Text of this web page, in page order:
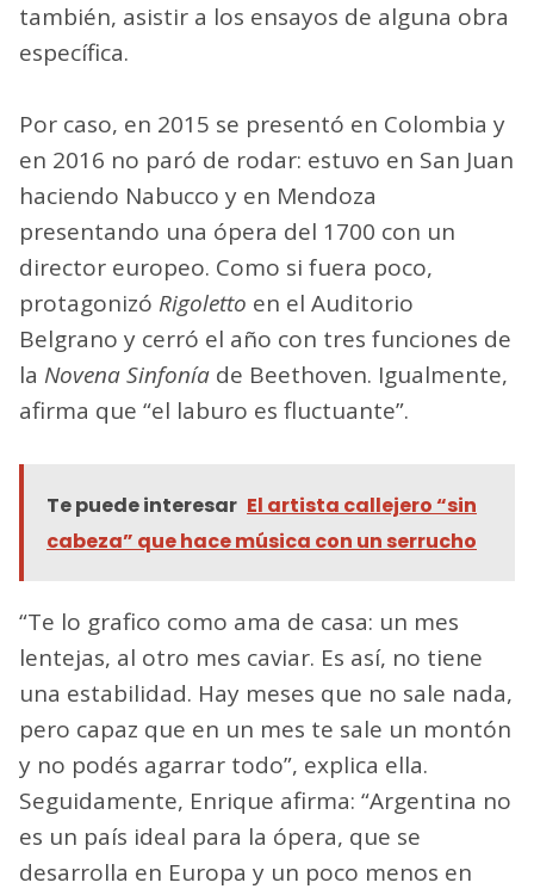
también, asistir a los ensayos de alguna obra
específica.
Por caso, en 2015 se presentó en Colombia y
en 2016 no paró de rodar: estuvo en San Juan
haciendo Nabucco y en Mendoza
presentando una ópera del 1700 con un
director europeo. Como si fuera poco,
protagonizó Rigoletto en el Auditorio
Belgrano y cerró el año con tres funciones de
la Novena Sinfonía de Beethoven. Igualmente,
afirma que “el laburo es fluctuante”.
Te puede interesar El artista callejero “sin
cabeza” que hace música con un serrucho
“Te lo grafico como ama de casa: un mes
lentejas, al otro mes caviar. Es así, no tiene
una estabilidad. Hay meses que no sale nada,
pero capaz que en un mes te sale un montón
y no podés agarrar todo”, explica ella.
Seguidamente, Enrique afirma: “Argentina no
es un país ideal para la ópera, que se
desarrolla en Europa y un poco menos en